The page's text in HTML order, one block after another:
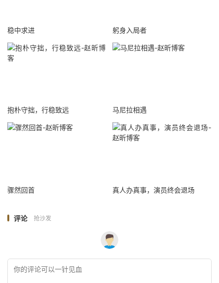
稳中求进 躬身入局者
抱朴守拙，行稳致远 马尼拉相遇
骤然回首 真人办真事，演员终会退场
评论 抢沙发